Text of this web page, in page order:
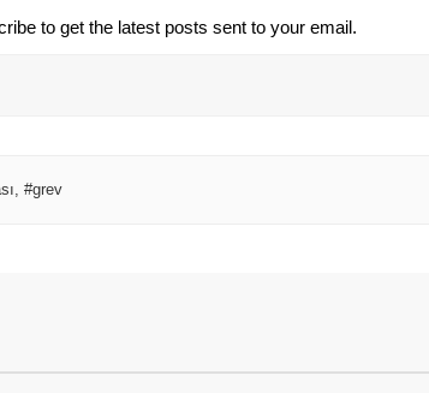
to get the latest posts sent to your email.
, #grev